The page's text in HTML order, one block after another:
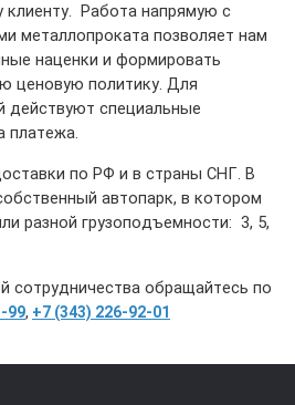
клиенту. Работа напрямую с
металлопроката позволяет нам
наценки и формировать
ценовую политику. Для
действуют специальные
платежа.
по РФ и в страны СНГ. В
автопарк, в котором
разной грузоподъемности: 3, 5,
сотрудничества обращайтесь по
99, +7 (343) 226-92-01